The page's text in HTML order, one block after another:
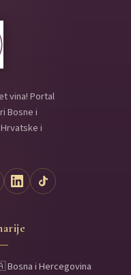
vina! Portal
Bosne i
i
i Hercegovina